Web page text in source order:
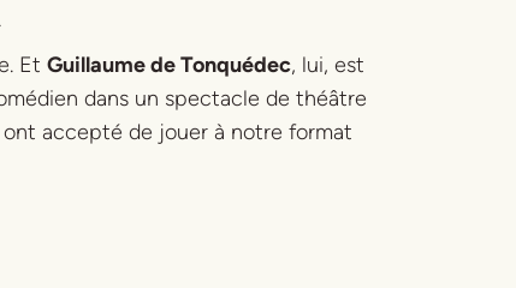
Et Guillaume de Tonquédec, lui, est
dans un spectacle de théâtre
accepté de jouer à notre format